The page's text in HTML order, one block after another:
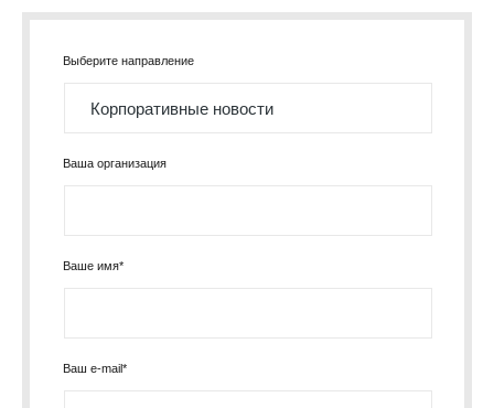
Выберите направление
Ваша организация
Ваше имя*
Ваш e-mail*